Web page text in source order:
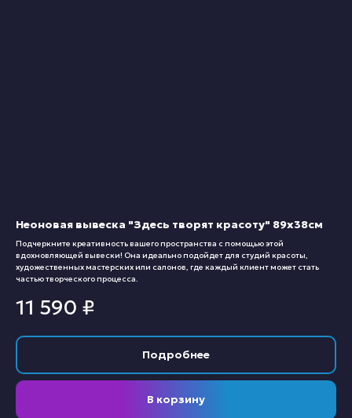
Неоновая вывеска "Здесь творят красоту" 89х38см
Подчеркните креативность вашего пространства с помощью этой
вдохновляющей вывески! Она идеально подойдет для студий красоты,
художественных мастерских или салонов, где каждый клиент может стать
частью творческого процесса.
11 590 ₽
Подробнее
В корзину